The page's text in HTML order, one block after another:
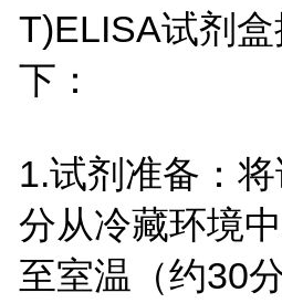
T)ELISA试剂
下：
1.试剂准备：
分从冷藏环境
至室温（约30